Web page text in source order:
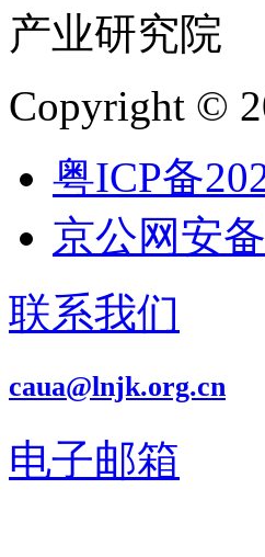
产业研究院
Copyright ©
粤ICP备
京公网安
联系我们
caua@lnjk.org.cn
电子邮箱